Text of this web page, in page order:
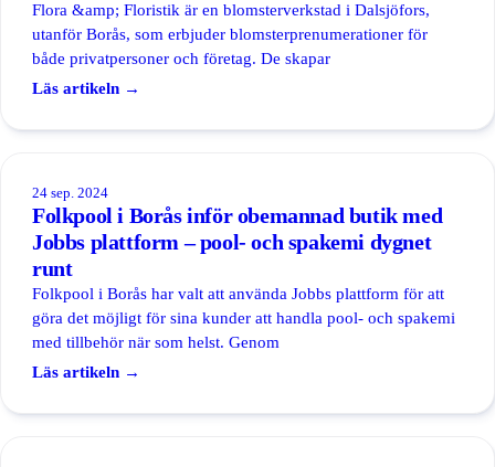
Flora &amp; Floristik är en blomsterverkstad i Dalsjöfors,
utanför Borås, som erbjuder blomsterprenumerationer för
både privatpersoner och företag. De skapar
Läs artikeln →
24 sep. 2024
Folkpool i Borås inför obemannad butik med
Jobbs plattform – pool- och spakemi dygnet
runt
Folkpool i Borås har valt att använda Jobbs plattform för att
göra det möjligt för sina kunder att handla pool- och spakemi
med tillbehör när som helst. Genom
Läs artikeln →